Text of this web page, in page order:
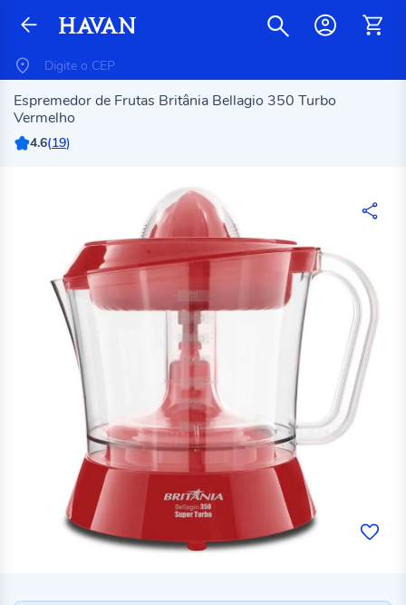
Espremedor de Frutas Britânia Bellagio 350 Turbo
Vermelho
4.6(19)